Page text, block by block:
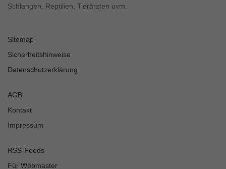
Schlangen, Reptilien, Tierärzten uvm.
Sitemap
Sicherheitshinweise
Datenschutzerklärung
AGB
Kontakt
Impressum
RSS-Feeds
Für Webmaster